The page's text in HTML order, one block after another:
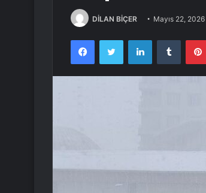
DİLAN BİÇER Mayıs 22, 2026
FacebookTwitter LinkedInTumblr